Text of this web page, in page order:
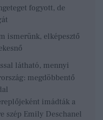
fogyott, de
ismerünk, elképesztő
látható, mennyi
megdöbbentő
imádták a
szép Emily Deschanel